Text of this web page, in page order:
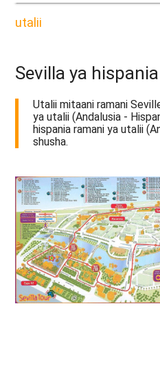
utalii
Sevilla ya
Utalii mitaani ramani
ya utalii (Andalusia -
hispania ramani ya utalii
shusha.